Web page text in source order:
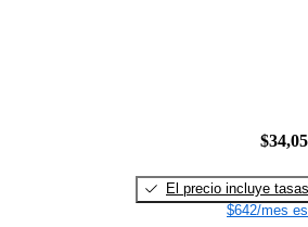
El precio incluye tasas
$642/mes